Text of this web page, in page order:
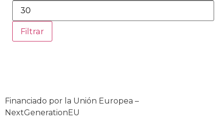
Filtrar
Financiado por la Unión Europea –
NextGenerationEU